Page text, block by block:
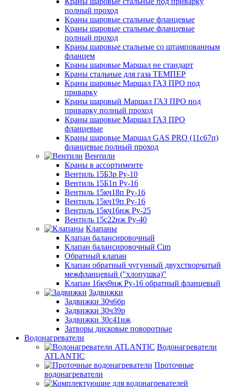
полный проход
Краны шаровые стальные фланцевые
Краны шаровые стальные фланцевые
полный проход
Краны шаровые стальные со штампованным
фланцем
Краны шаровые Маршал не стандарт
Краны стальные для газа ТЕМПЕР
Краны шаровые Маршал ГАЗ ПРО под
приварку
Краны шаровый Маршал ГАЗ ПРО под
приварку полный проход
Краны шаровые Маршал ГАЗ ПРО
фланцевые
Краны шаровые Маршал GAS PRO (11с67п)
фланцевые полный проход
Вентили
Краны в ассортименте
Вентиль 15Б3р Ру-10
Вентиль 15Б1п Ру-16
Вентиль 15кч18п Ру-16
Вентиль 15кч19п Ру-16
Вентиль 15кч16нж Ру-25
Вентиль 15с22нж Ру-40
Клапаны
Клапан балансировочный
Клапан балансировочный Cim
Обратный клапан
Клапан обратный чугунный двухстворчатый
межфланцевый ("хлопушка)"
Клапан 16кч9нж Ру-16 обратный фланцевый
Задвижки
Задвижки 30ч6бр
Задвижки 30ч39р
Задвижки 30с41нж
Затворы дисковые поворотные
Водонагреватели
Водонагреватели
ATLANTIC
Проточные
водонагреватели